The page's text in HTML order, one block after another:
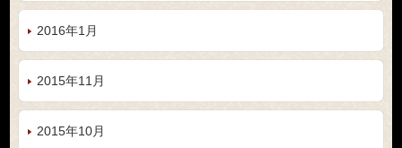
2016年1月
2015年11月
2015年10月